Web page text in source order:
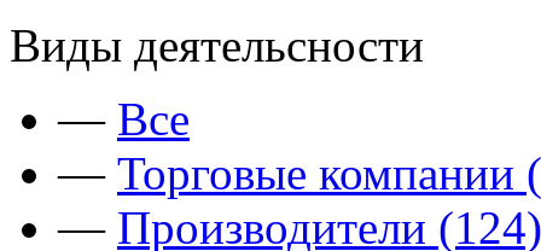
Виды деятельсности
— Все
— Торговые компании
— Производители (124)